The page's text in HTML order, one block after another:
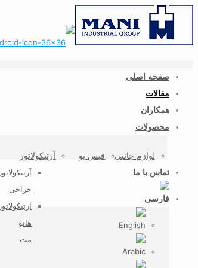
صفحه اصلی
مقالات
همکاران
محصولات
آرتیکولاتور
آرتیکولاتور
جراحی
آرتیکولاتور
هانو
مت
فیس بو لوازم جانبی
تماس با ما